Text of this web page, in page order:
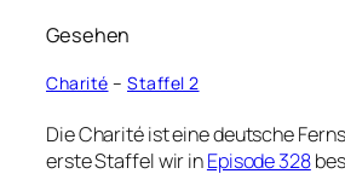
Gesehen
Charité – Staffel 2
Die Charité ist eine deutsche
erste Staffel wir inEpisode 328